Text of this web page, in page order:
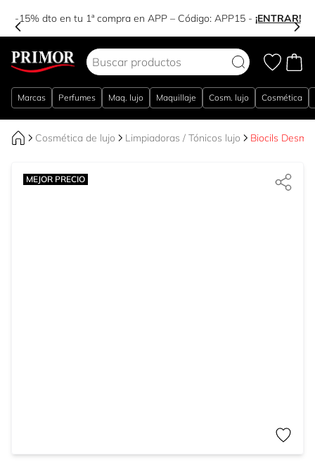
-15% dto en tu 1ª compra en APP – Código: APP15- ¡ENTRAR!
Marcas Perfumes Maq. lujo Maquillaje Cosm. lujo Cosmética
Cosmética de lujo Limpiadoras / Tónicos lujo Biocils
MEJOR PRECIO